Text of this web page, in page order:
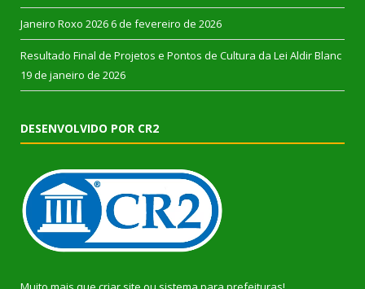
Janeiro Roxo 2026 6 de fevereiro de 2026
Resultado Final de Projetos e Pontos de Cultura da Lei Aldir Blanc
19 de janeiro de 2026
DESENVOLVIDO POR CR2